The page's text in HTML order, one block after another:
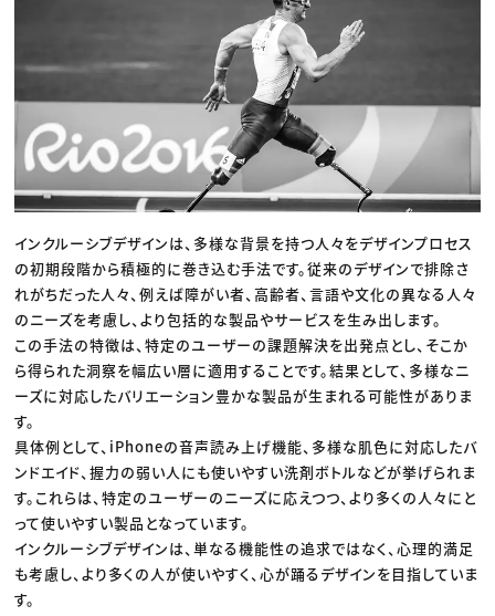
インクルーシブデザインは、多様な背景を持つ人々をデザインプロセス
の初期段階から積極的に巻き込む手法です。従来のデザインで排除さ
れがちだった人々、例えば障がい者、高齢者、言語や文化の異なる人々
のニーズを考慮し、より包括的な製品やサービスを生み出します。
この手法の特徴は、特定のユーザーの課題解決を出発点とし、そこか
ら得られた洞察を幅広い層に適用することです。結果として、多様なニ
ーズに対応したバリエーション豊かな製品が生まれる可能性がありま
す。
具体例として、iPhoneの音声読み上げ機能、多様な肌色に対応したバ
ンドエイド、握力の弱い人にも使いやすい洗剤ボトルなどが挙げられま
す。これらは、特定のユーザーのニーズに応えつつ、より多くの人々にと
って使いやすい製品となっています。
インクルーシブデザインは、単なる機能性の追求ではなく、心理的満足
も考慮し、より多くの人が使いやすく、心が踊るデザインを目指していま
す。